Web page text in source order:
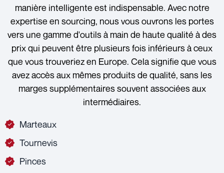
manière intelligente est indispensable. Avec notre
expertise en sourcing, nous vous ouvrons les portes
vers une gamme d'outils à main de haute qualité à des
prix qui peuvent être plusieurs fois inférieurs à ceux
que vous trouveriez en Europe. Cela signifie que vous
avez accès aux mêmes produits de qualité, sans les
marges supplémentaires souvent associées aux
intermédiaires.
Marteaux
Tournevis
Pinces